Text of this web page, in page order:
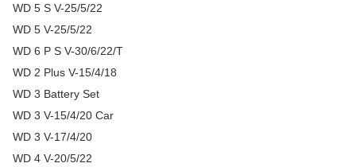
WD 5 S V-25/5/22
WD 5 V-25/5/22
WD 6 P S V-30/6/22/T
WD 2 Plus V-15/4/18
WD 3 Battery Set
WD 3 V-15/4/20 Car
WD 3 V-17/4/20
WD 4 V-20/5/22